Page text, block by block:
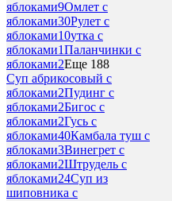
яблоками9Омлет с
яблоками30Рулет с
яблоками10утка с
яблоками1Паланчинки с
яблоками2Еще 188
Суп абрикосовый с
яблоками2Пудинг с
яблоками2Бигос с
яблоками2Гусь с
яблоками40Камбала туш с
яблоками3Винегрет с
яблоками2Штрудель с
яблоками24Суп из
шиповника с